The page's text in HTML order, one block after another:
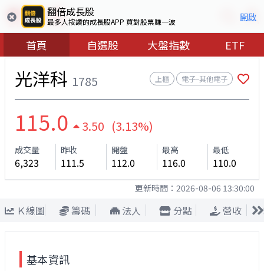
翻倍成長股
最多人按讚的成長股APP 買對股票賺一波 開啟
首頁 自選股 大盤指數 ETF
光洋科 1785 上櫃 電子–其他電子
115.0 3.50 (3.13%)
成交量
6,323
昨收
111.5
開盤
112.0
最高
116.0
最低
110.0
更新時間： 2026-08-06 13:30:00
Ｋ線圖 籌碼 法人 分點 營收
基本資訊